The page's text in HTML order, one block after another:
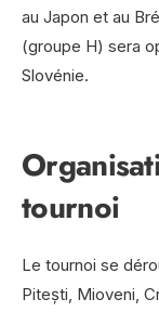
au Japon et au
(groupe H) sera
Slovénie.
tournoi
Le tournoi se
Pitești, Mioveni,